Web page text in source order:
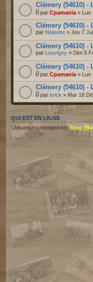
Clémery (54610) -
par Cpamania » Lun
Clémery (54610) -
par Noisette » Jeu 7
Clémery (54610) -
par Louvigny » Dim 5
Clémery (54610) -
par Cpamania » Lun
Clémery (54610) -
par erick » Mar 18
QUI EST EN LIGNE
Utilisateurs enregistrés:Bing